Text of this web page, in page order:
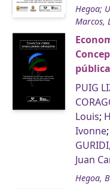
Hegoa;
Marcos,
PUIG
Louis;
Ivonne;
Juan
Hegoa,